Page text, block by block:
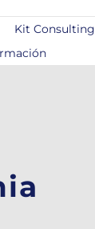
Kit Consulting